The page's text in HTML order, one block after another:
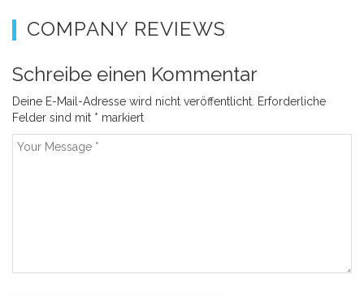
COMPANY REVIEWS
Schreibe einen Kommentar
Deine E-Mail-Adresse wird nicht veröffentlicht. Erforderliche
Felder sind mit * markiert